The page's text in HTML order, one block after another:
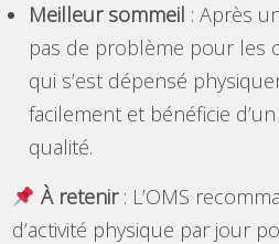
Meilleur sommeil : Après
pas de problème pour les
qui s’est dépensé
facilement et bénéficie
qualité.
À retenir: L’OMS
d’activité physique par jour